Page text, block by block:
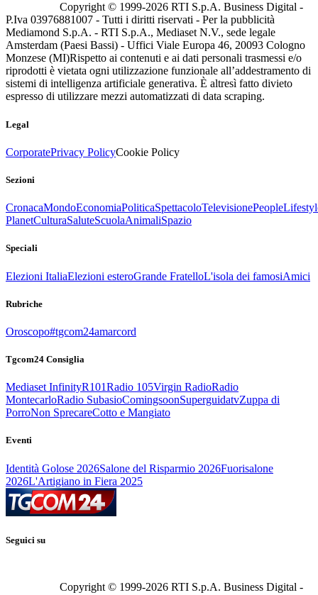
Copyright © 1999-2026 RTI S.p.A. Business Digital -
P.Iva 03976881007 - Tutti i diritti riservati - Per la pubblicità
Mediamond S.p.A. - RTI S.p.A., Mediaset N.V., sede legale
Amsterdam (Paesi Bassi) - Uffici Viale Europa 46, 20093 Cologno
Monzese (MI)Rispetto ai contenuti e ai dati personali trasmessi e/o
riprodotti è vietata ogni utilizzazione funzionale all’addestramento di
sistemi di intelligenza artificiale generativa. È altresì fatto divieto
espresso di utilizzare mezzi automatizzati di data scraping.
Legal
CorporatePrivacy PolicyCookie Policy
Sezioni
CronacaMondoEconomiaPoliticaSpettacoloTelevisionePeople
PlanetCulturaSaluteScuolaAnimaliSpazio
Speciali
Elezioni ItaliaElezioni esteroGrande FratelloL'isola dei famosiAmici
Rubriche
Oroscopo#tgcom24amarcord
Tgcom24 Consiglia
Mediaset InfinityR101Radio 105Virgin RadioRadio
MontecarloRadio SubasioComingsoonSuperguidatvZuppa di
PorroNon SprecareCotto e Mangiato
Eventi
Identità Golose 2026Salone del Risparmio 2026Fuorisalone
2026L'Artigiano in Fiera 2025
Seguici su
Copyright © 1999-2026 RTI S.p.A. Business Digital -